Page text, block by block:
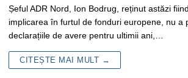
Șeful ADR Nord, Ion Bodrug, reținut astăzi
implicarea în furtul de fonduri europene, nu a
declarațiile de avere pentru ultimii ani,…
CITEȘTE MAI MULT →